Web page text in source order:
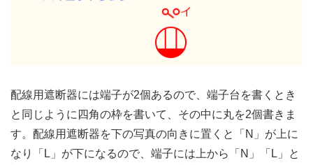
配線用遮断器には端子が2個あるので、端子台を書くとき
と同じように四角の枠を書いて、その中に丸を2個書きま
す。配線用遮断器を下の写真の向きに置くと「N」が上に
なり「L」が下になるので、端子には上から「N」「L」と